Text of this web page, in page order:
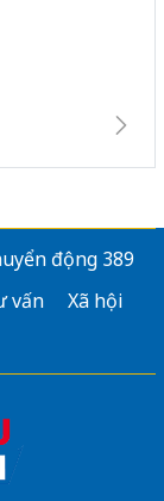
động 389
vấn
Xã hội